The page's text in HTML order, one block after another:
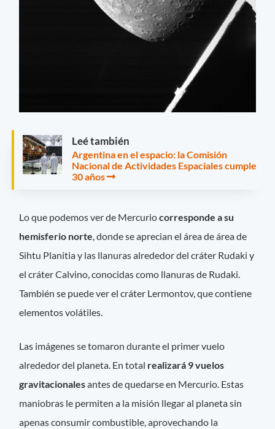
Leé también
Argentina en el espacio: la Comisión
Nacional de Actividades Espaciales cumple
30 años
Lo que podemos ver de Mercuriocorresponde a su
hemisferio norte, donde se aprecian el área de área de
Sihtu Planitia y las llanuras alrededor del cráter Rudaki y
el cráter Calvino, conocidas como llanuras de Rudaki.
También se puede ver el cráter Lermontov, que contiene
elementos volátiles.
Las imágenes se tomaron durante el primer vuelo
alrededor del planeta. En total realizará 9 vuelos
gravitacionalesantes de quedarse en Mercurio. Estas
maniobras le permiten a la misión llegar al planeta sin
apenas consumir combustible, aprovechando la